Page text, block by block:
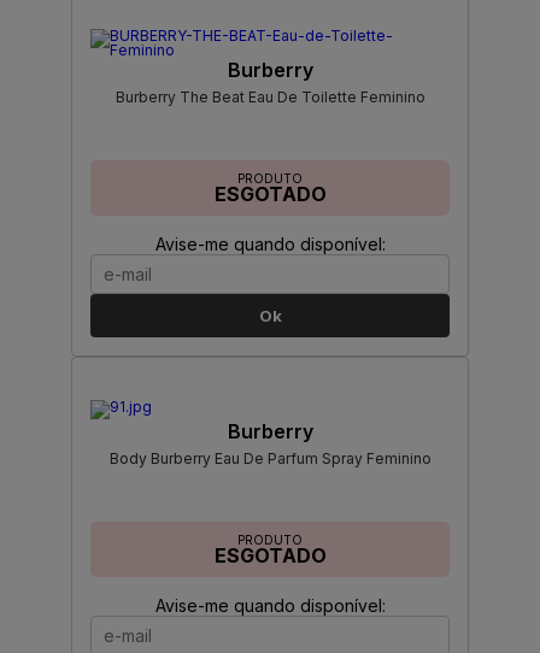
Burberry
Burberry The Beat Eau De Toilette Feminino
PRODUTO
ESGOTADO
Avise-me quando disponível:
Ok
Burberry
Body Burberry Eau De Parfum Spray Feminino
PRODUTO
ESGOTADO
Avise-me quando disponível: